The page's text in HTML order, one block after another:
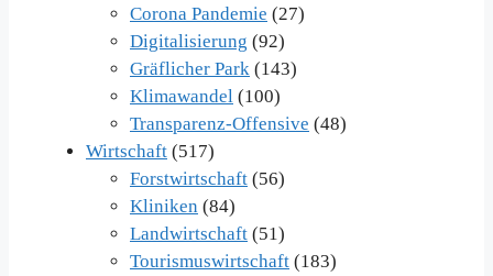
Corona Pandemie (27)
Digitalisierung (92)
Gräflicher Park (143)
Klimawandel (100)
Transparenz-Offensive (48)
Wirtschaft (517)
Forstwirtschaft (56)
Kliniken (84)
Landwirtschaft (51)
Tourismuswirtschaft (183)